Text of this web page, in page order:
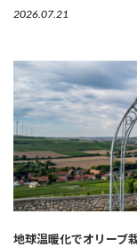
2026.07.21
地球温暖化でオリーブ